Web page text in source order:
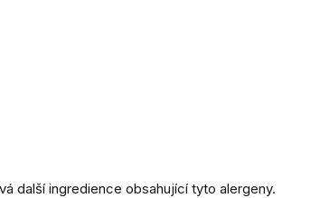
další ingredience obsahující tyto alergeny.